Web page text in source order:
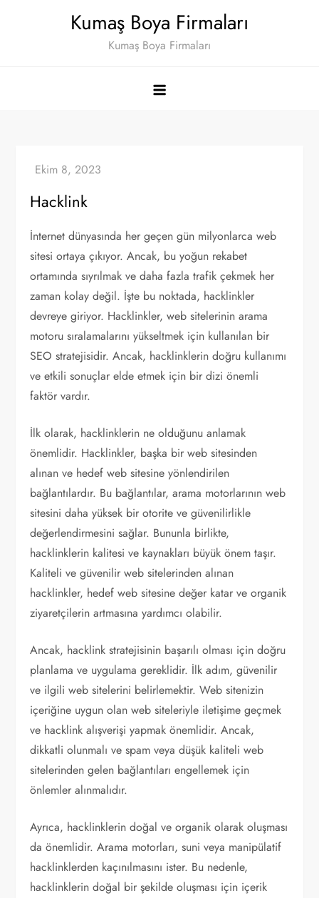
Kumaş Boya Firmaları
Kumaş Boya Firmaları
Hacklink
İnternet dünyasında her geçen gün milyonlarca web
sitesi ortaya çıkıyor. Ancak, bu yoğun rekabet
ortamında sıyrılmak ve daha fazla trafik çekmek her
zaman kolay değil. İşte bu noktada, hacklinkler
devreye giriyor. Hacklinkler, web sitelerinin arama
motoru sıralamalarını yükseltmek için kullanılan bir
SEO stratejisidir. Ancak, hacklinklerin doğru kullanımı
ve etkili sonuçlar elde etmek için bir dizi önemli
faktör vardır.
İlk olarak, hacklinklerin ne olduğunu anlamak
önemlidir. Hacklinkler, başka bir web sitesinden
alınan ve hedef web sitesine yönlendirilen
bağlantılardır. Bu bağlantılar, arama motorlarının web
sitesini daha yüksek bir otorite ve güvenilirlikle
değerlendirmesini sağlar. Bununla birlikte,
hacklinklerin kalitesi ve kaynakları büyük önem taşır.
Kaliteli ve güvenilir web sitelerinden alınan
hacklinkler, hedef web sitesine değer katar ve organik
ziyaretçilerin artmasına yardımcı olabilir.
Ancak, hacklink stratejisinin başarılı olması için doğru
planlama ve uygulama gereklidir. İlk adım, güvenilir
ve ilgili web sitelerini belirlemektir. Web sitenizin
içeriğine uygun olan web siteleriyle iletişime geçmek
ve hacklink alışverişi yapmak önemlidir. Ancak,
dikkatli olunmalı ve spam veya düşük kaliteli web
sitelerinden gelen bağlantıları engellemek için
önlemler alınmalıdır.
Ayrıca, hacklinklerin doğal ve organik olarak oluşması
da önemlidir. Arama motorları, suni veya manipülatif
hacklinklerden kaçınılmasını ister. Bu nedenle,
hacklinklerin doğal bir şekilde oluşması için içerik